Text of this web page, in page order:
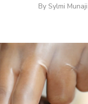
By Sylmi Munaji